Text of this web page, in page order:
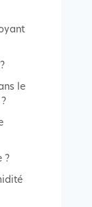
le
?